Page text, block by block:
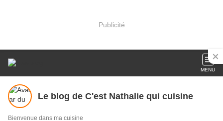
Publicité
MENU
Le blog de C'est Nathalie qui cuisine
Bienvenue dans ma cuisine